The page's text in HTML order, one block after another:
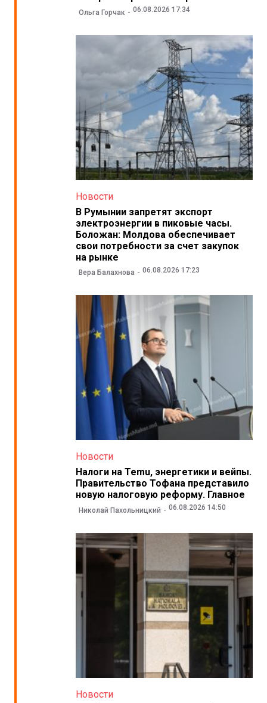
Ольга Горчак 06.08.2026 17:34
Новости
В Румынии запретят экспорт
электроэнергии в пиковые часы.
Боложан: Молдова обеспечивает
свои потребности за счет закупок
на рынке
Вера Балахнова 06.08.2026 17:23
Новости
Налоги на Temu, энергетики и вейпы.
Правительство Тофана представило
новую налоговую реформу. Главное
Николай Пахольницкий 06.08.2026 14:50
Новости